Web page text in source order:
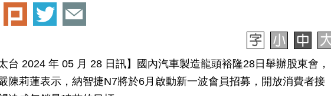
台 2024 年 05 月 28 日訊】國內汽車製造龍頭裕隆28日舉辦股東會，
陳莉蓮表示，納智捷N7將於6月啟動新一波會員招募，開放消費者接